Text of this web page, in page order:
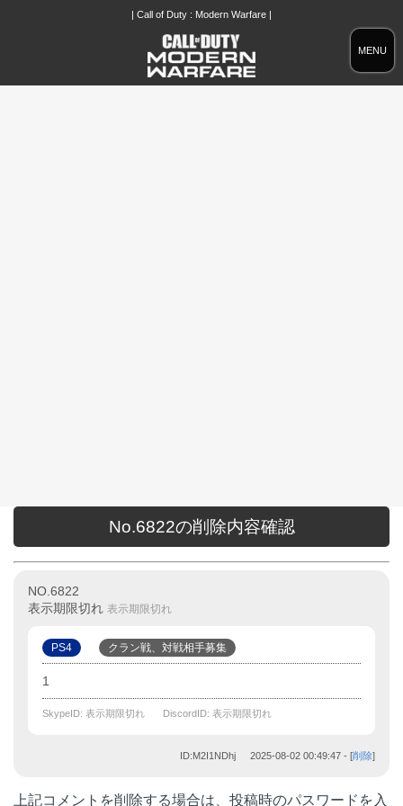
MENU
| Call of Duty : Modern Warfare |
No.6822の削除内容確認
NO.6822
表示期限切れ 表示期限切れ
PS4 クラン戦、対戦相手募集
1
SkypeID: 表示期限切れ DiscordID: 表示期限切れ
ID:M2I1NDhj 2025-08-02 00:49:47 - [削除]
上記コメントを削除する場合は、投稿時のパスワードを入